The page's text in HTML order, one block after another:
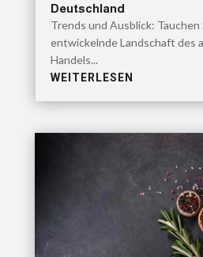
Deutschland
Trends und Ausblick: Tauchen
entwickelnde Landschaft des
Handels...
WEITERLESEN